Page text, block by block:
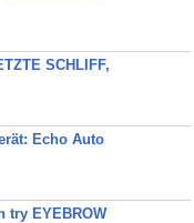
SCHLIFF,
Echo Auto
try EYEBROW